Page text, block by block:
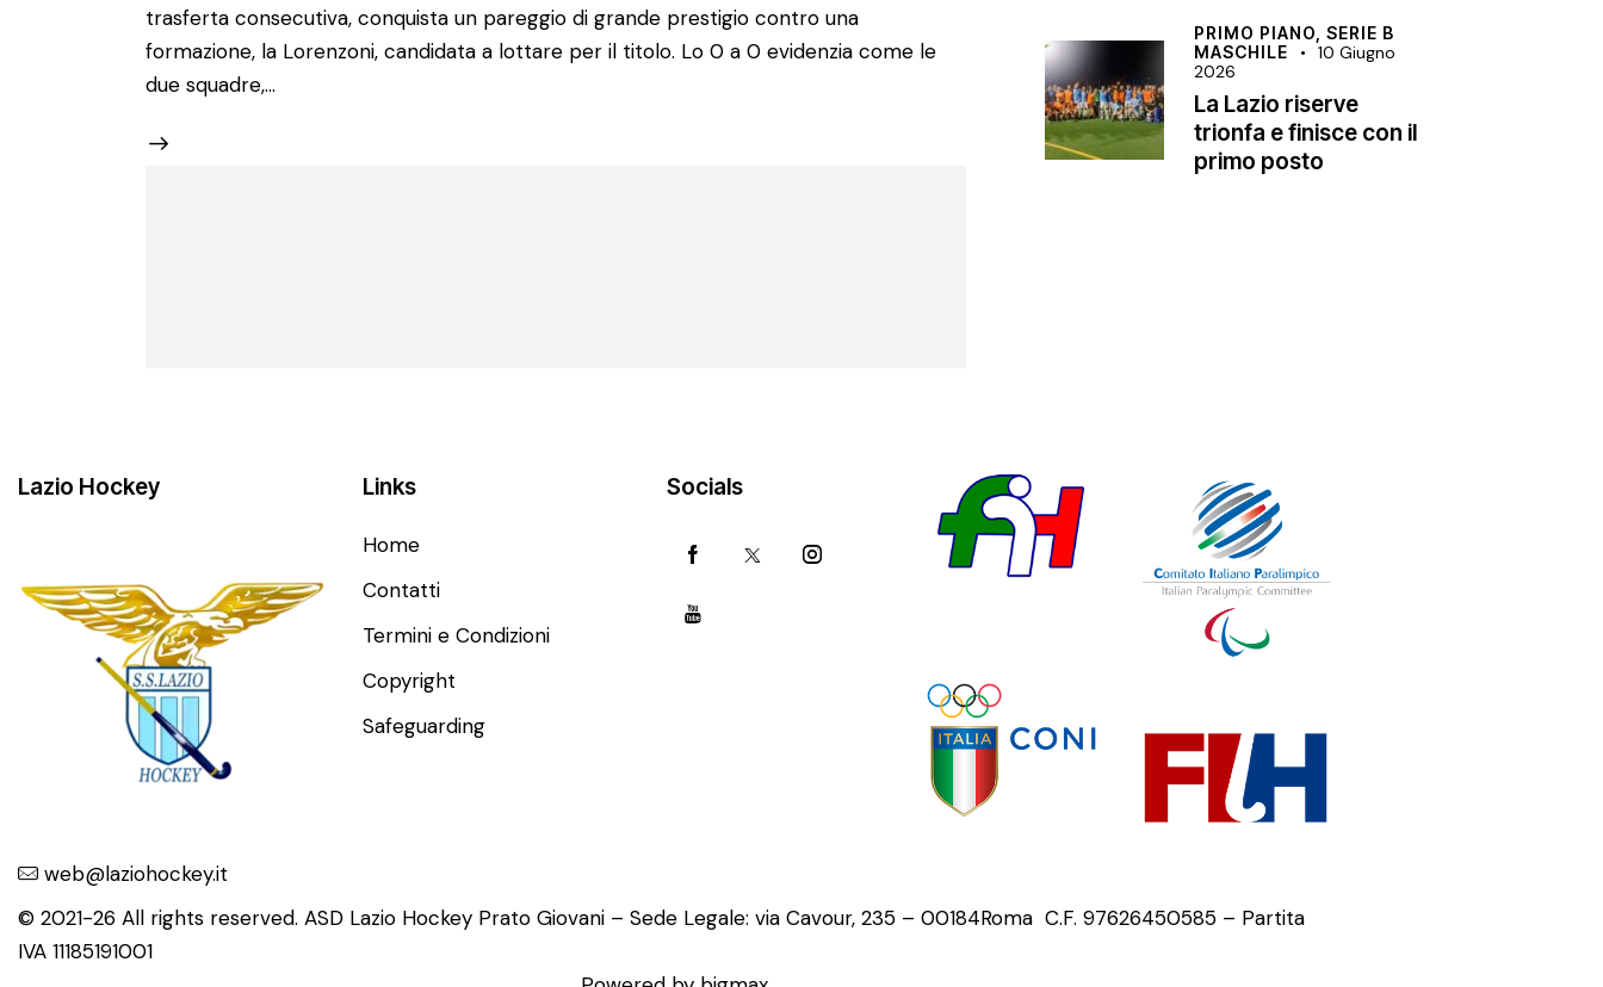
trasferta consecutiva, conquista un pareggio di grande prestigio contro una
formazione, la Lorenzoni, candidata a lottare per il titolo. Lo 0 a 0 evidenzia come le
due squadre,…
PRIMO PIANO,SERIE B
MASCHILE
10 Giugno
2026
La Lazio riserve
trionfa e finisce con il
primo posto
Lazio Hockey
web@laziohockey.it
Links
Home
Contatti
Termini e Condizioni
Copyright
Safeguarding
Socials
© 2021-26 All rights reserved. ASD Lazio Hockey Prato Giovani – Sede Legale: via Cavour, 235 – 00184Roma C.F. 97626450585 – Partita
IVA 11185191001